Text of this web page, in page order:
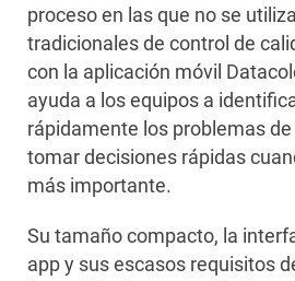
proceso en las que no se
tradicionales de control de
con la aplicación móvil
ayuda a los equipos a
rápidamente los problemas
tomar decisiones rápidas
más importante.
Su tamaño compacto, la
app y sus escasos requisitos